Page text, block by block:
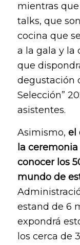
mientras
talks, que
cocina que
a la gala y la
que
degustación
Selección”
asistentes.
Asimismo, el
la
conocer los
mundo de
estand de 6
expondrá
los cerca de